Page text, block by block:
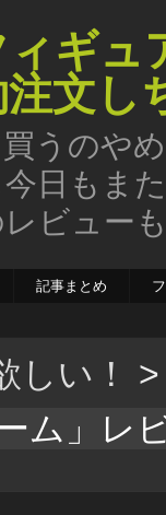
ィギ
文し
うのや
日もま
ビュー
記事まとめ
しい！
ム」レ